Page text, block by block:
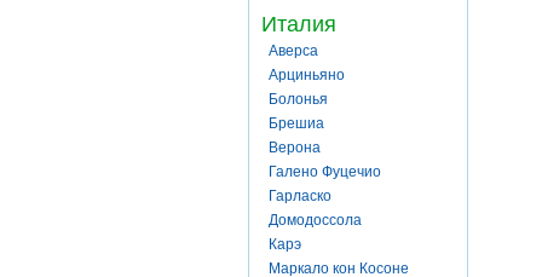
Италия
Аверса
Арциньяно
Болонья
Брешиа
Верона
Галено Фуцечио
Гарласко
Домодоссола
Карэ
Маркало кон Косоне